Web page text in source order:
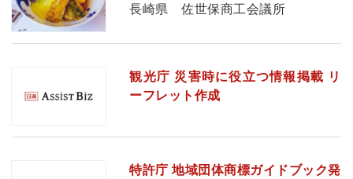
長崎県 佐世保商工会議所
観光庁 災害時に役立つ情報掲載 リ
ーフレット作成
特許庁 地域団体商標ガイドブック発